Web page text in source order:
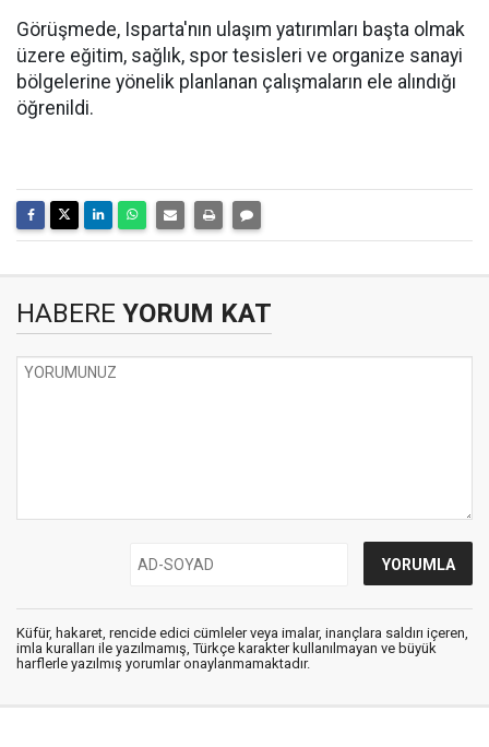
Görüşmede, Isparta'nın ulaşım yatırımları başta olmak
üzere eğitim, sağlık, spor tesisleri ve organize sanayi
bölgelerine yönelik planlanan çalışmaların ele alındığı
öğrenildi.
HABERE YORUM KAT
Küfür, hakaret, rencide edici cümleler veya imalar, inançlara saldırı içeren,
imla kuralları ile yazılmamış, Türkçe karakter kullanılmayan ve büyük
harflerle yazılmış yorumlar onaylanmamaktadır.